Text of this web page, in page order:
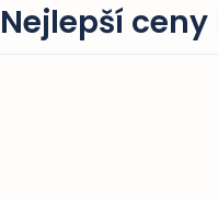
Nejlepší